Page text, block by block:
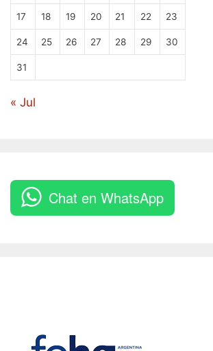
17 18 19 20 21 22 23
24 25 26 27 28 29 30
31
« Jul
Chat en WhatsApp